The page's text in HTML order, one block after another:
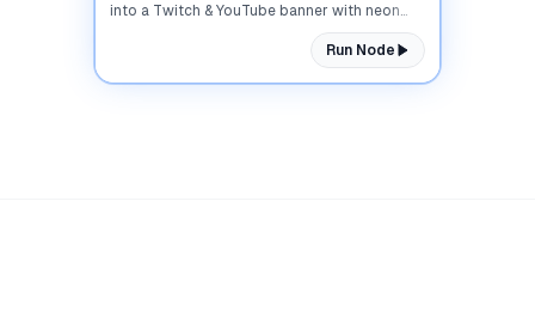
into a Twitch & YouTube banner with neon
lighting and the headline 'APEX WOLF'...
Run Node